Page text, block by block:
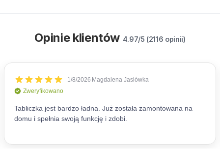
Opinie klientów 4.97/5 (2116 opinii)